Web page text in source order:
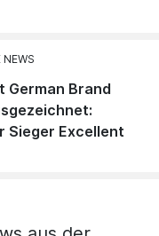
NEWS
German Brand
Sieger Excellent